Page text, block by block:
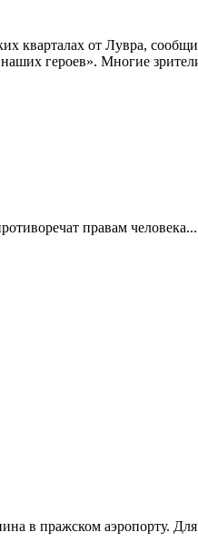
кварталах от Лувра,
наших героев». Многие
правам человека...
в пражском аэропорту. Для